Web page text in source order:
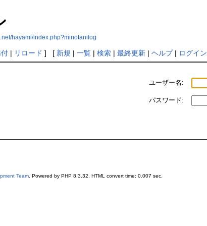
hayami/index.php?minotanilog
| リロード ] [ 新規 | 一覧| 検索| 最終更新| ヘルプ| ログイン
ユーザー名:
パスワード:
Team. Powered by PHP 8.3.32. HTML convert time: 0.007 sec.